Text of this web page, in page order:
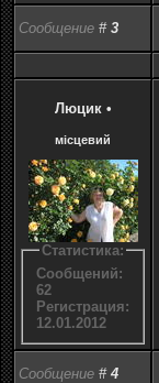
Сообщение # 3
Люцик •
місцевий
Статистика:
Сообщений:
62
Регистрация:
12.01.2012
Сообщение # 4